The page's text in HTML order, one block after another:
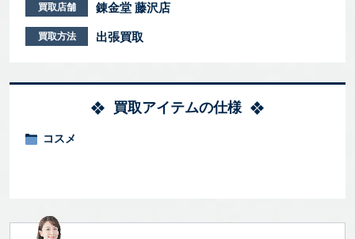
買取店舗 錬金堂 藤沢店
買取方法 出張買取
買取アイテムの仕様
コスメ